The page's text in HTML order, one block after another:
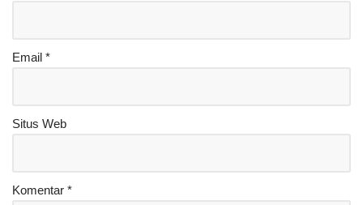
Email *
Situs Web
Komentar *